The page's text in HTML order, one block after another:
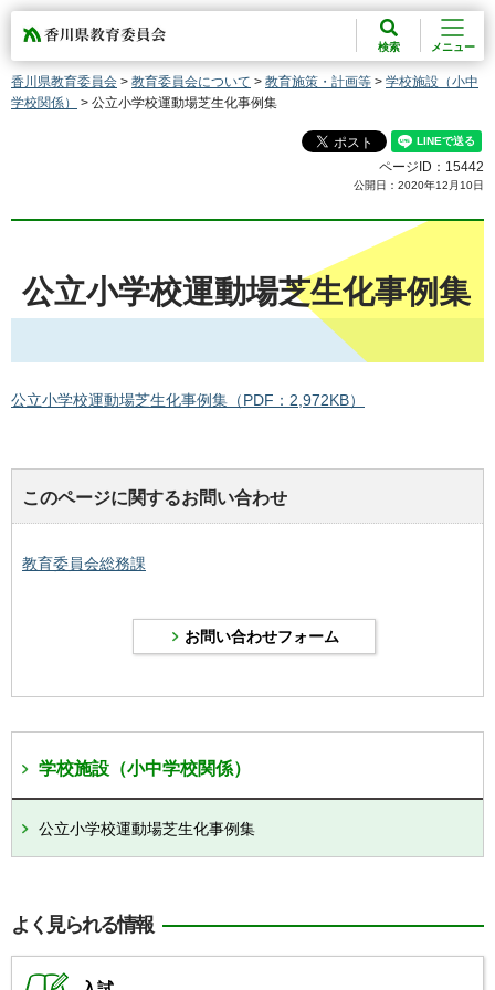
香川県教育委員会
検索 メニュー
香川県教育委員会 > 教育委員会について > 教育施策・計画等 > 学校施設（小中
学校関係）
> 公立小学校運動場芝生化事例集
ページID：15442
公開日：2020年12月10日
公立小学校運動場芝生化事例集
公立小学校運動場芝生化事例集（PDF：2,972KB）
このページに関するお問い合わせ
教育委員会総務課
学校施設（小中学校関係）
公立小学校運動場芝生化事例集
よく見られる情報